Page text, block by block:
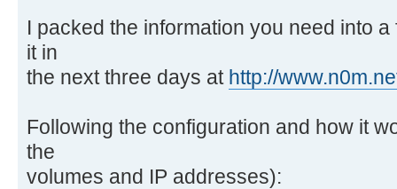
I packed the information you need into
it in
the next three days at http://
Following the configuration and how it
the
volumes and IP addresses):